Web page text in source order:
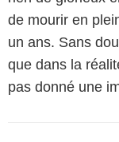
de mourir en
un ans. Sans
que dans la
pas donné une